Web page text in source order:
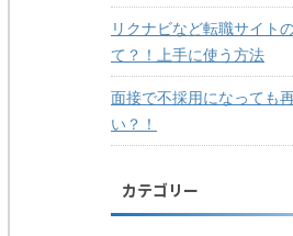
リクナビなど転職サイト
て？！上手に使う方法
面接で不採用になっても
い？！
カテゴリー